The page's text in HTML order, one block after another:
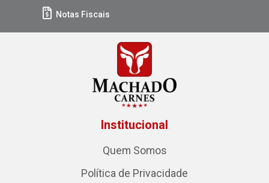
Notas Fiscais
Institucional
Quem Somos
Política de Privacidade